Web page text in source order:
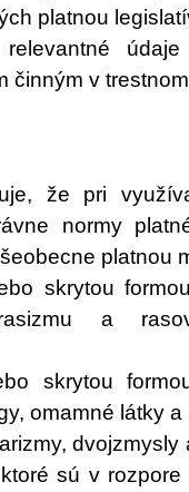
platnou
činným v
že pri
normy
platnou
skrytou
a
skrytou
omamné látky
sú v